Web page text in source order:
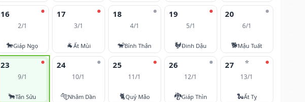
16
2/1
🐎Giáp Ngọ
17
3/1
🐐Ất Mùi
18
4/1
🐒Bính Thân
19
5/1
🐓Đinh Dậu
20
6/1
🐕Mậu Tuất
23
9/1
🐂Tân Sửu
24
10/1
🐅Nhâm Dần
25
11/1
🐈Quý Mão
26
12/1
🐉Giáp Thìn
⭐
27
13/1
🐍Ất Tỵ